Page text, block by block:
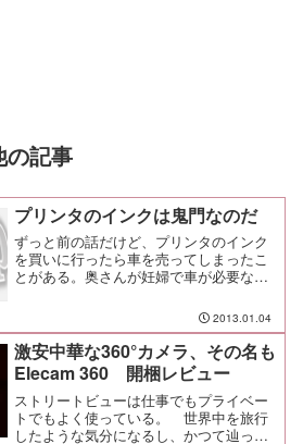
の記事
プリンタのインクは鬼門なのだ
ずっと前の話だけど、プリンタのインク
を買いに行ったら車を売ってしまったこ
とがある。奥さんが妊婦で車が必要な時
てしまった車は、買ったときも衝動買い
だった。Ｖｉｔｓユーロスポーツエディ
ション、1999年に世界...
2013.01.04
激安中華な360°カメラ、その名も
Elecam 360 開梱レビュー
ストリートビューは仕事でもプライベー
トでもよく使っている。 世界中を旅行
したような気分になるし、かつて辿った